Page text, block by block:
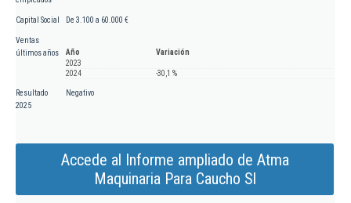
Capital Social De 3.100 a 60.000 €
Ventas
últimos años
Año
Variación
2023
2024
-30,1 %
Resultado
2025
Negativo
Accede al Informe ampliado de Atma
Maquinaria Para Caucho Sl